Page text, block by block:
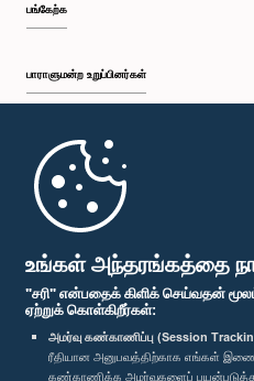
உங்கள் அந்தரங்கத்தை
"சரி" என்பதைக் கிளிக் செய்வதன்
ஏற்றுக் கொள்கிறீர்கள்:
அமர்வு கண்காணிப்பு (Session
ரீதியான அனுபவத்திற்காக எங்கள்
கண்காணிக்க அமர்வுகளைப்
பங்கேற்க
பாராளுமன்ற உறுப்பினர்கள்
முதற்பக்கம்
பாராளுமன்ற கையடக்க செயலி
எம்மை பின்தொடர்க :